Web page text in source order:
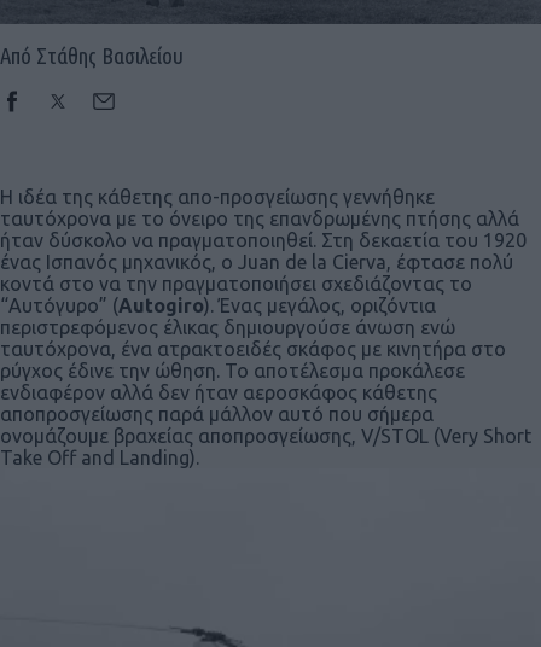
Από Στάθης Βασιλείου
H ιδέα της κάθετης απο-προσγείωσης γεννήθηκε
ταυτόχρονα με το όνειρο της επανδρωμένης πτήσης αλλά
ήταν δύσκολο να πραγματοποιηθεί. Στη δεκαετία του 1920
ένας Iσπανός μηχανικός, ο Juan de la Cierva, έφτασε πολύ
κοντά στο να την πραγματοποιήσει σχεδιάζοντας το
“Αυτόγυρο” (Autogiro). Ένας μεγάλος, οριζόντια
περιστρεφόμενος έλικας δημιουργούσε άνωση ενώ
ταυτόχρονα, ένα ατρακτοειδές σκάφος με κινητήρα στο
ρύγχος έδινε την ώθηση. Το αποτέλεσμα προκάλεσε
ενδιαφέρον αλλά δεν ήταν αεροσκάφος κάθετης
αποπροσγείωσης παρά μάλλον αυτό που σήμερα
ονομάζουμε βραχείας αποπροσγείωσης, V/STOL (Very Short
Take Off and Landing).